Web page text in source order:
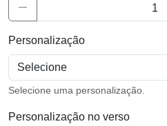
Personalização
Selecione uma personalização.
Personalização no verso